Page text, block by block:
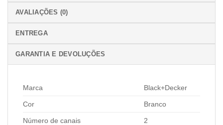
AVALIAÇÕES (0)
ENTREGA
GARANTIA E DEVOLUÇÕES
Marca Black+Decker
Cor Branco
Número de canais 2